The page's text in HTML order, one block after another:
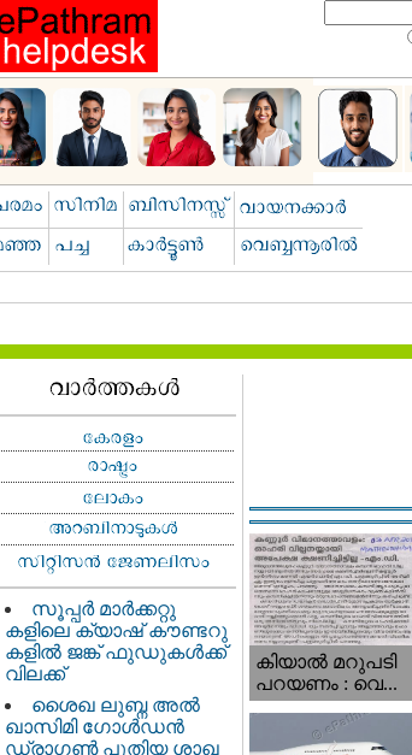
സൂപ്പർ മാർക്കറ്റു
കളിലെ ക്യാഷ് കൗണ്ടറു
കളിൽ ജങ്ക് ഫുഡുകൾക്ക്
വിലക്ക്
ശൈഖ ലുബ്ന അൽ
ഖാസിമി ഗോൾഡൻ
ഡ്രാഗൺ പുതിയ ശാഖ
കിയാല്‍ മറുപടി
പറയണം : വെ...